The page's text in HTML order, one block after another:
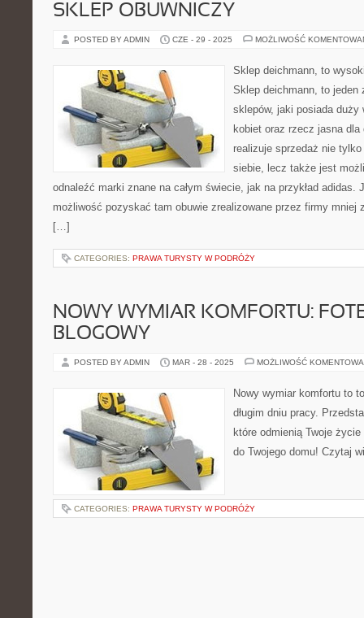
SKLEP OBUWNICZY
POSTED BY ADMIN CZE - 29 - 2025 MOŻLIWOŚĆ
Sklep deichmann, to
Sklep deichmann, to jeden
sklepów, jaki posiada
kobiet oraz rzecz jasna
realizuje sprzedaż nie
siebie, lecz także jest
odnaleźć marki znane na całym świecie, jak na przykład adidas.
możliwość pozyskać tam obuwie zrealizowane przez firmy mniej
[…]
CATEGORIES: PRAWA TURYSTY W PODRÓŻY
NOWY WYMIAR KOMFORTU:
BLOGOWY
POSTED BY ADMIN MAR - 28 - 2025 MOŻLIWOŚĆ
Nowy wymiar komfortu to
długim dniu pracy.
które odmienią Twoje
do Twojego domu! Czytaj
CATEGORIES: PRAWA TURYSTY W PODRÓŻY